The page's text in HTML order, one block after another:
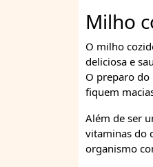
Milho
O milho
deliciosa e
O preparo do
fiquem
Além de ser
vitaminas do
organismo